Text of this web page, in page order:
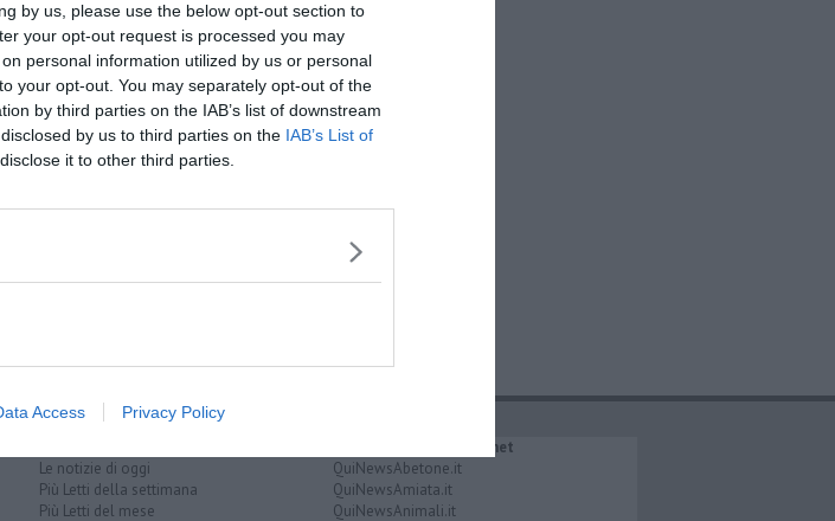
by us, please use the below opt-out section to
your opt-out request is processed you may
personal information utilized by us or personal
your opt-out. You may separately opt-out of the
by third parties on the IAB’s list of downstream
by us to third parties on the IAB’s List of
it to other third parties.
Access Privacy Policy
QUInews - ToscanaMedia.
Le notizie di oggi
Più Letti della settimana
Più Letti del mese
IL NETWORK QuiNews.net
QuiNewsAbetone.it
QuiNewsAmiata.it
QuiNewsAnimali.it